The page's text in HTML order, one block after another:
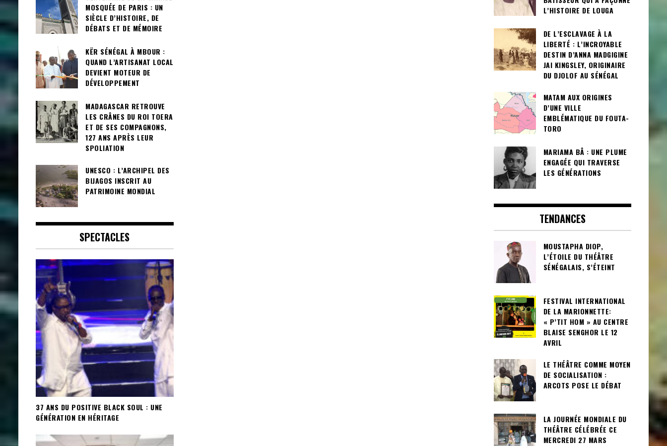
MOSQUÉE DE PARIS : UN
SIÈCLE D’HISTOIRE, DE
DÉBATS ET DE MÉMOIRE
KËR SÉNÉGAL À MBOUR :
QUAND L’ARTISANAT LOCAL
DEVIENT MOTEUR DE
DÉVELOPPEMENT
MADAGASCAR RETROUVE
LES CRÂNES DU ROI TOERA
ET DE SES COMPAGNONS,
127 ANS APRÈS LEUR
SPOLIATION
UNESCO : L’ARCHIPEL DES
BIJAGOS INSCRIT AU
PATRIMOINE MONDIAL
SPECTACLES
37 ANS DU POSITIVE BLACK SOUL : UNE
GÉNÉRATION EN HÉRITAGE
L’HISTOIRE DE LOUGA
DE L’ESCLAVAGE À LA
LIBERTÉ : L’INCROYABLE
DESTIN D’ANNA MADGIGINE
JAI KINGSLEY, ORIGINAIRE
DU DJOLOF AU SÉNÉGAL
MATAM AUX ORIGINES
D’UNE VILLE
EMBLÉMATIQUE DU FOUTA-
TORO
MARIAMA BÂ : UNE PLUME
ENGAGÉE QUI TRAVERSE
LES GÉNÉRATIONS
TENDANCES
MOUSTAPHA DIOP,
L’ÉTOILE DU THÉÂTRE
SÉNÉGALAIS, S’ÉTEINT
FESTIVAL INTERNATIONAL
DE LA MARIONNETTE:
« P’TIT HOM » AU CENTRE
BLAISE SENGHOR LE 12
AVRIL
LE THÉÂTRE COMME MOYEN
DE SOCIALISATION :
ARCOTS POSE LE DÉBAT
LA JOURNÉE MONDIALE DU
THÉÂTRE CÉLÉBRÉE CE
MERCREDI 27 MARS